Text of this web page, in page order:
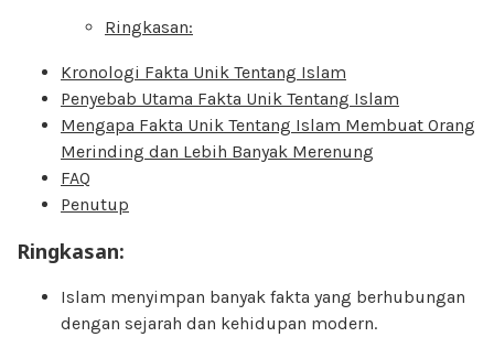
Ringkasan:
Kronologi Fakta Unik Tentang Islam
Penyebab Utama Fakta Unik Tentang Islam
Mengapa Fakta Unik Tentang Islam Membuat Orang
Merinding dan Lebih Banyak Merenung
FAQ
Penutup
Ringkasan:
Islam menyimpan banyak fakta yang berhubungan
dengan sejarah dan kehidupan modern.